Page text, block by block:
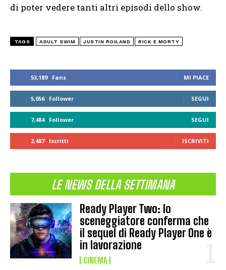
53,189 Fans MI PIACE
5,056 Follower SEGUI
7,484 Follower SEGUI
2,487 Iscritti ISCRIVITI
LE NEWS DELLA SETTIMANA
Ready Player Two: lo
sceneggiatore conferma che
il sequel di Ready Player One è
in lavorazione
CINEMA
di poter vedere tanti altri episodi dello show.
TAGS ADULT SWIM JUSTIN ROILAND RICK E MORTY